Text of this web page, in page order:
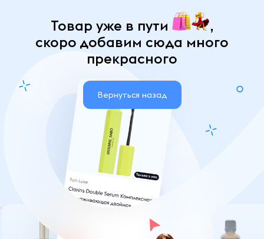
Товар уже в пути
,
скоро добавим сюда много
прекрасного
Вернуться назад